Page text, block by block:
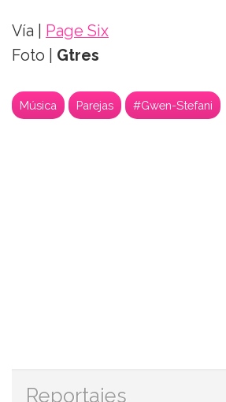
Vía |
Page Six
Foto |
Gtres
Música Parejas #Gwen-Stefani
Reportajes